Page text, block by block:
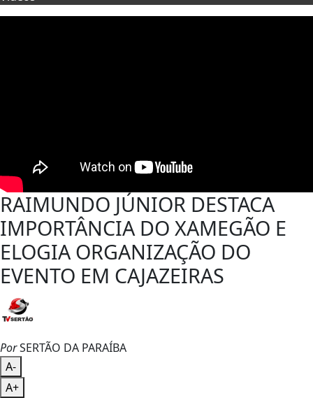
RAIMUNDO JÚNIOR DESTACA
IMPORTÂNCIA DO XAMEGÃO E
ELOGIA ORGANIZAÇÃO DO
EVENTO EM CAJAZEIRAS
PorSERTÃO DA PARAÍBA
A-
A+